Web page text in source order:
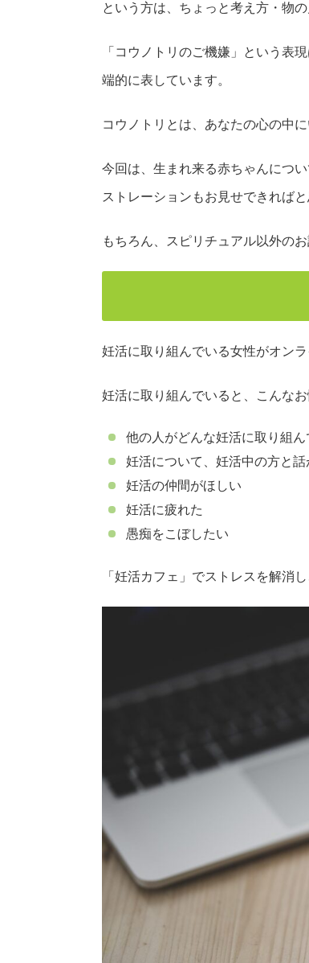
という方は、ちょっと考え方・物
「コウノトリのご機嫌」という表
端的に表しています。
コウノトリとは、あなたの心の中
今回は、生まれ来る赤ちゃんにつ
ストレーションもお見せできればと
もちろん、スピリチュアル以外の
妊活に取り組んでいる女性がオン
妊活に取り組んでいると、こんな
他の人がどんな妊活に取り組
妊活について、妊活中の方と話
妊活の仲間がほしい
妊活に疲れた
愚痴をこぼしたい
「妊活カフェ」でストレスを解消